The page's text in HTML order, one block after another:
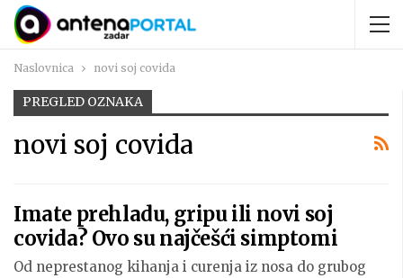
Naslovnica novi soj covida
PREGLED OZNAKA
novi soj covida
Imate prehladu, gripu ili novi soj
covida? Ovo su najčešći simptomi
Od neprestanog kihanja i curenja iz nosa do grubog